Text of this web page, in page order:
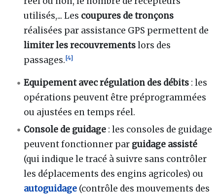
utilisés,... Les coupures de tronçons
réalisées par assistance GPS permettent de
limiter les recouvrementslors des
passages.[4]
Equipement avec régulation des débits : les
opérations peuvent être préprogrammées
ou ajustées en temps réel.
Console de guidage : les consoles de guidage
peuvent fonctionner par guidage assisté
(qui indique le tracé à suivre sans contrôler
les déplacements des engins agricoles) ou
autoguidage (contrôle des mouvements des